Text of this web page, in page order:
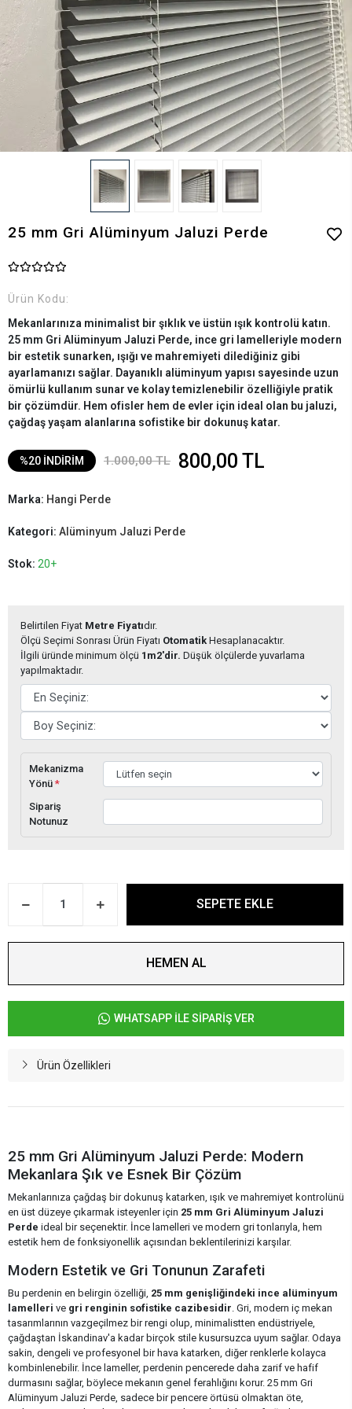
25 mm Gri Alüminyum Jaluzi Perde
Ürün Kodu:
Mekanlarınıza minimalist bir şıklık ve üstün ışık kontrolü katın.
25 mm Gri Alüminyum Jaluzi Perde, ince gri lamelleriyle modern
bir estetik sunarken, ışığı ve mahremiyeti dilediğiniz gibi
ayarlamanızı sağlar. Dayanıklı alüminyum yapısı sayesinde uzun
ömürlü kullanım sunar ve kolay temizlenebilir özelliğiyle pratik
bir çözümdür. Hem ofisler hem de evler için ideal olan bu jaluzi,
çağdaş yaşam alanlarına sofistike bir dokunuş katar.
%20 İNDİRİM 1.000,00 TL 800,00 TL
Marka: Hangi Perde
Kategori: Alüminyum Jaluzi Perde
Stok: 20+
Belirtilen Fiyat Metre Fiyatıdır.
Ölçü Seçimi Sonrası Ürün Fiyatı Otomatik Hesaplanacaktır.
İlgili üründe minimum ölçü 1m2'dir. Düşük ölçülerde yuvarlama
yapılmaktadır.
Mekanizma
Yönü *
Sipariş
Notunuz
SEPETE EKLE
HEMEN AL
WHATSAPP İLE SİPARİŞ VER
Ürün Özellikleri
25 mm Gri Alüminyum Jaluzi Perde: Modern
Mekanlara Şık ve Esnek Bir Çözüm
Mekanlarınıza çağdaş bir dokunuş katarken, ışık ve mahremiyet kontrolünü
en üst düzeye çıkarmak isteyenler için 25 mm Gri Alüminyum Jaluzi
Perde ideal bir seçenektir. İnce lamelleri ve modern gri tonlarıyla, hem
estetik hem de fonksiyonellik açısından beklentilerinizi karşılar.
Modern Estetik ve Gri Tonunun Zarafeti
Bu perdenin en belirgin özelliği, 25 mm genişliğindeki ince alüminyum
lamelleri ve gri renginin sofistike cazibesidir . Gri, modern iç mekan
tasarımlarının vazgeçilmez bir rengi olup, minimalistten endüstriyele,
çağdaştan İskandinav'a kadar birçok stile kusursuzca uyum sağlar. Odaya
sakin, dengeli ve profesyonel bir hava katarken, diğer renklerle kolayca
kombinlenebilir. İnce lameller, perdenin pencerede daha zarif ve hafif
durmasını sağlar, böylece mekanın genel ferahlığını korur. 25 mm Gri
Alüminyum Jaluzi Perde, sadece bir pencere örtüsü olmaktan öte,